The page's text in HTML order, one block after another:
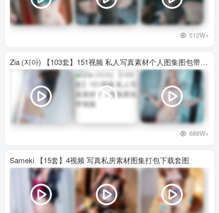
512W+
Zia (지아) 【103套】151视频 私人写真素材个人图集图包带视频
688W+
Sameki 【15套】4视频 写真私房素材图集打包下载套图